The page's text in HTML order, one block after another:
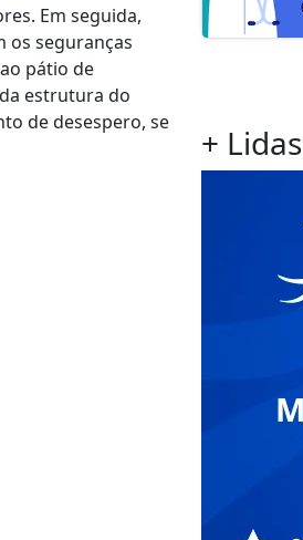
Em seguida,
os seguranças
pátio de
estrutura do
de desespero, se
+ Lidas